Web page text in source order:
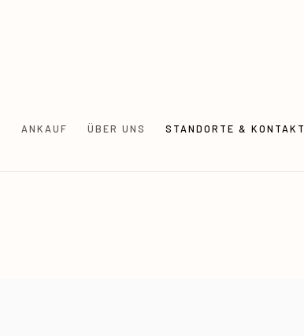
ANKAUF ÜBER UNS STANDORTE & KONTAKT